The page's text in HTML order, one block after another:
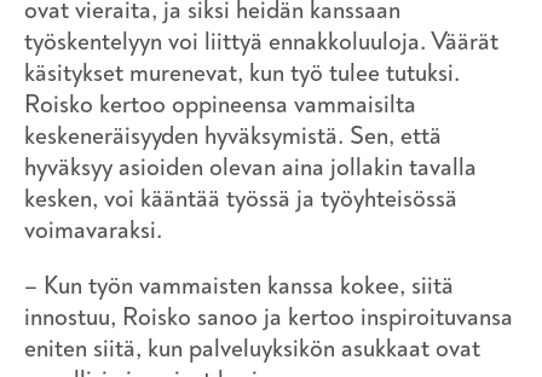
ovat vieraita, ja siksi heidän kanssaan
työskentelyyn voi liittyä ennakkoluuloja. Väärät
käsitykset murenevat, kun työ tulee tutuksi.
Roisko kertoo oppineensa vammaisilta
keskeneräisyyden hyväksymistä. Sen, että
hyväksyy asioiden olevan aina jollakin tavalla
kesken, voi kääntää työssä ja työyhteisössä
voimavaraksi.
– Kun työn vammaisten kanssa kokee, siitä
innostuu, Roisko sanoo ja kertoo inspiroituvansa
eniten siitä, kun palveluyksikön asukkaat ovat